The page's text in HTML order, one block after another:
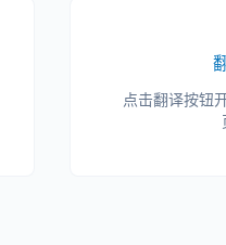
点击翻译按钮